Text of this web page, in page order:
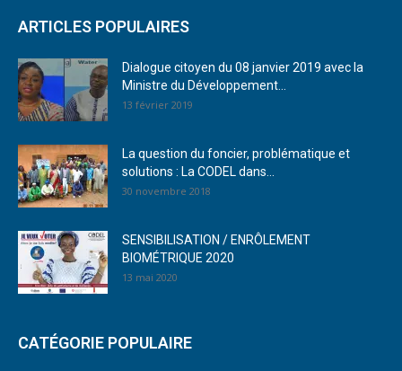
ARTICLES POPULAIRES
Dialogue citoyen du 08 janvier 2019 avec la
Ministre du Développement...
13 février 2019
La question du foncier, problématique et
solutions : La CODEL dans...
30 novembre 2018
SENSIBILISATION / ENRÔLEMENT
BIOMÉTRIQUE 2020
13 mai 2020
CATÉGORIE POPULAIRE